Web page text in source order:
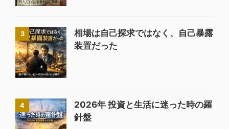
3
相場は自己探求ではなく、自己暴露
装置だった
4
2026年 投資と生活に迷った時の羅
針盤